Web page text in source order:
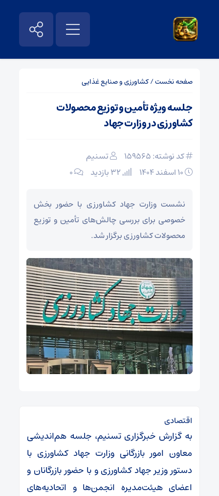
صفحه نخست/کشاورزی و صنایع غذایی
جلسه ویژه تأمین و توزیع محصولات
کشاورزی در وزارت جهاد
کد نوشته: 159565
تسنیم
۰
نشست وزارت جهاد کشاورزی با حضور بخش
خصوصی برای بررسی چالش‌های تأمین و توزیع
محصولات کشاورزی برگزار شد.
اقتصادی
به گزارش خبرگزاری تسنیم، جلسه هم‌اندیشی
معاون امور بازرگانی وزارت جهاد کشاورزی با
دستور وزیر جهاد کشاورزی و با حضور بازرگانان و
اعضای هیئت‌مدیره انجمن‌ها و اتحادیه‌های